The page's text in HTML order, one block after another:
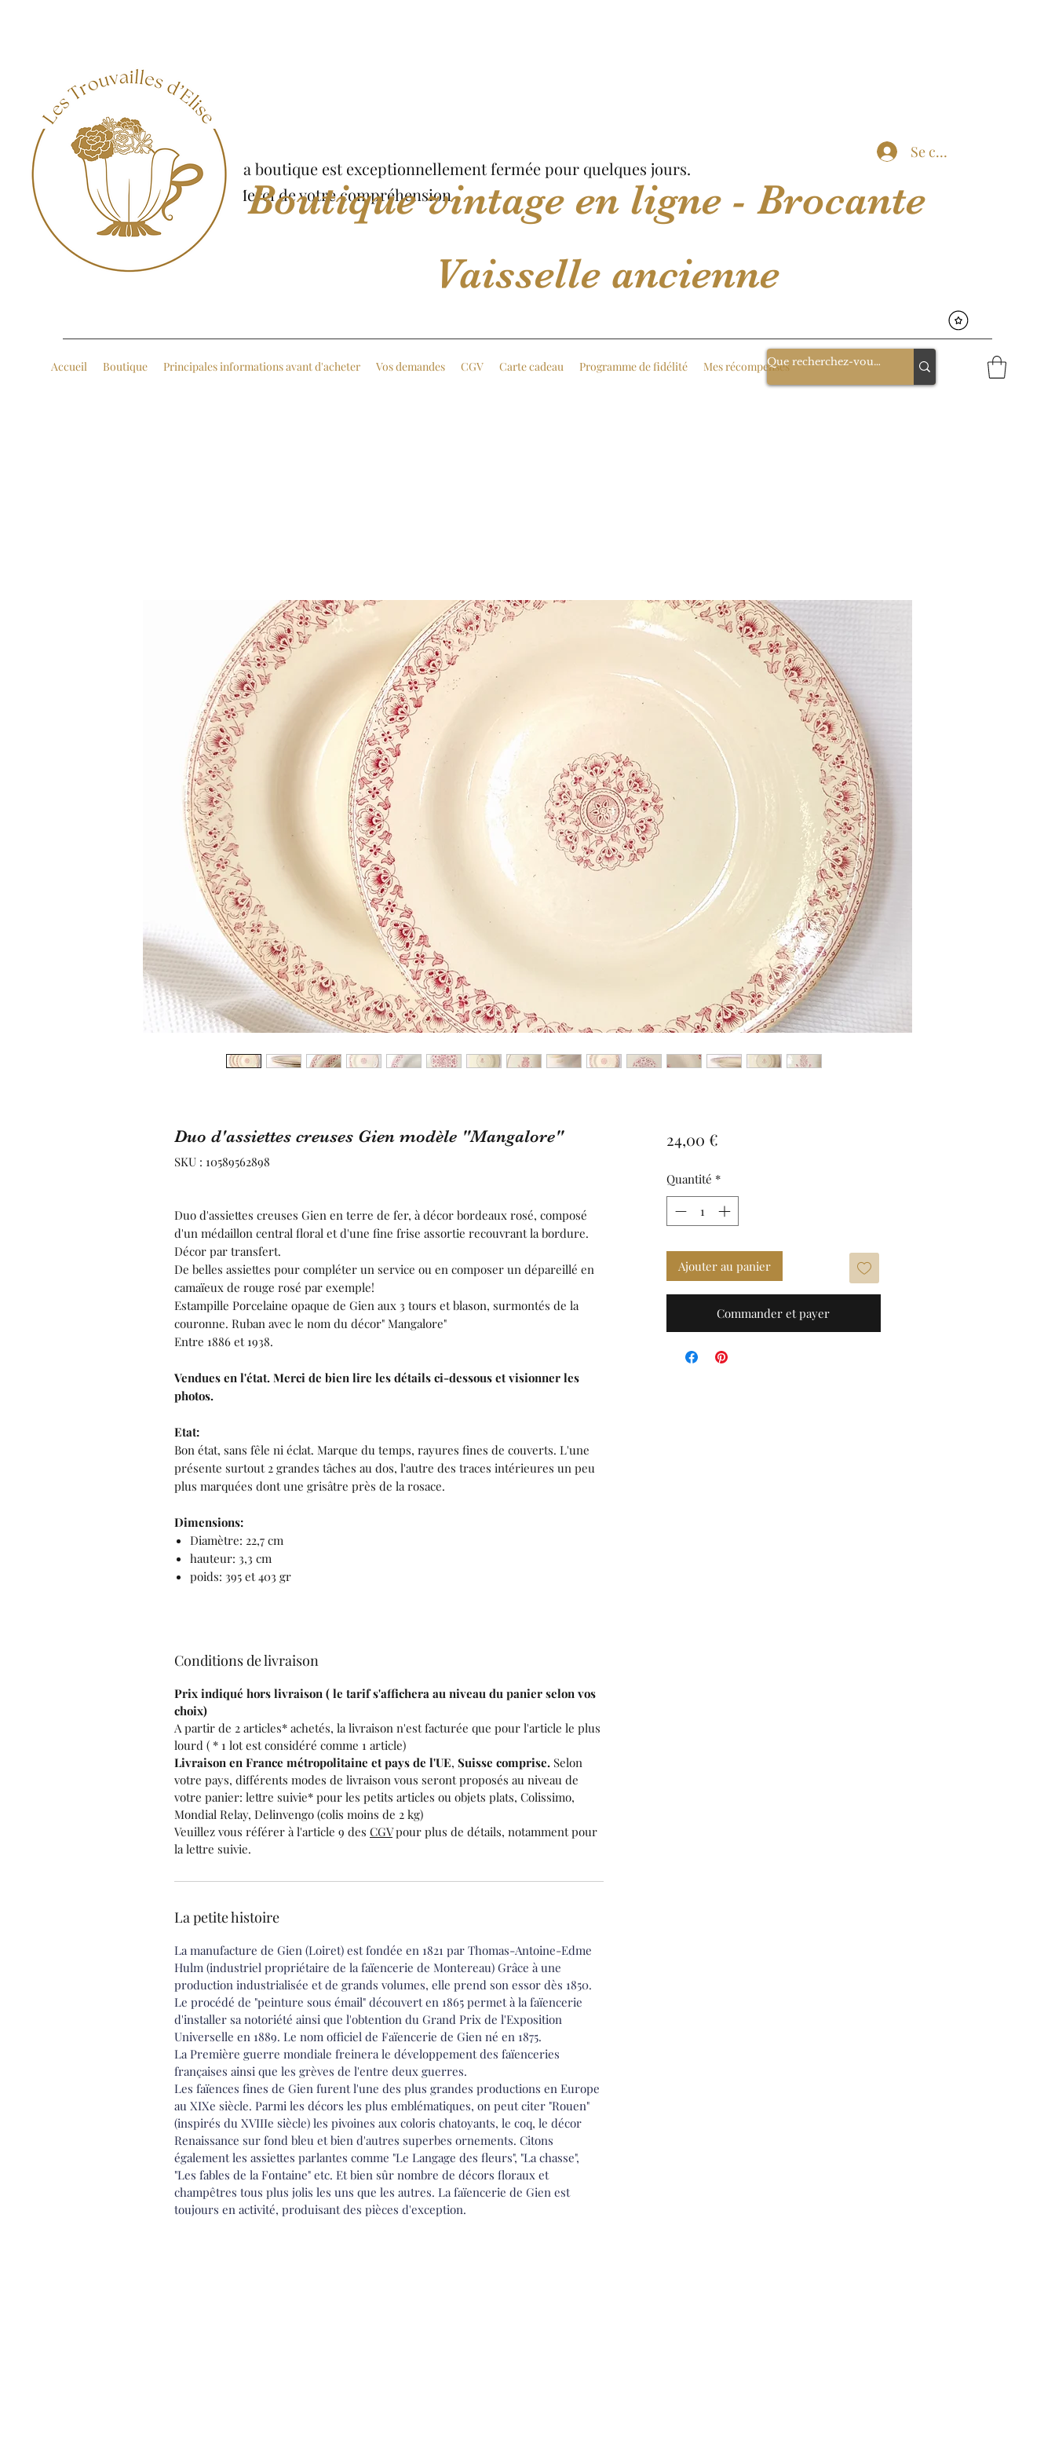
Se connecter
Boutique vintage en ligne - Brocante
Vaisselle ancienne
Accueil Boutique Principales informations avant d'acheter Vos demandes CGV Carte cadeau Programme de fidélité Mes récompenses
Duo d'assiettes creuses Gien modèle "Mangalore"
SKU : 10589562898
Duo d'assiettes creuses Gien en terre de fer, à décor bordeaux rosé, composé
d'un médaillon central floral et d'une fine frise assortie recouvrant la bordure.
Décor par transfert.
De belles assiettes pour compléter un service ou en composer un dépareillé en
camaïeux de rouge rosé par exemple!
Estampille Porcelaine opaque de Gien aux 3 tours et blason, surmontés de la
couronne. Ruban avec le nom du décor" Mangalore"
Entre 1886 et 1938.
Vendues en l'état. Merci de bien lire les détails ci-dessous et visionner les
photos.
Etat:
Bon état, sans fêle ni éclat. Marque du temps, rayures fines de couverts. L'une
présente surtout 2 grandes tâches au dos, l'autre des traces intérieures un peu
plus marquées dont une grisâtre près de la rosace.
Dimensions:
Diamètre: 22,7 cm
hauteur: 3,3 cm
poids: 395 et 403 gr
Conditions de livraison
Prix indiqué hors livraison ( le tarif s'affichera au niveau du panier selon vos
choix)
A partir de 2 articles* achetés, la livraison n'est facturée que pour l'article le plus
lourd ( * 1 lot est considéré comme 1 article)
Livraison en France métropolitaine et pays de l'UE, Suisse comprise. Selon
votre pays, différents modes de livraison vous seront proposés au niveau de
votre panier: lettre suivie* pour les petits articles ou objets plats, Colissimo,
Mondial Relay, Delinvengo (colis moins de 2 kg)
Veuillez vous référer à l'article 9 des CGVpour plus de détails, notamment pour
la lettre suivie.
La petite histoire
La manufacture de Gien (Loiret) est fondée en 1821 par Thomas-Antoine-Edme
Hulm (industriel propriétaire de la faïencerie de Montereau) Grâce à une
production industrialisée et de grands volumes, elle prend son essor dès 1850.
Le procédé de "peinture sous émail" découvert en 1865 permet à la faïencerie
d'installer sa notoriété ainsi que l'obtention du Grand Prix de l'Exposition
Universelle en 1889. Le nom officiel de Faïencerie de Gien né en 1875.
La Première guerre mondiale freinera le développement des faïenceries
françaises ainsi que les grèves de l'entre deux guerres.
Les faïences fines de Gien furent l'une des plus grandes productions en Europe
au XIXe siècle. Parmi les décors les plus emblématiques, on peut citer "Rouen"
(inspirés du XVIIIe siècle) les pivoines aux coloris chatoyants, le coq, le décor
Renaissance sur fond bleu et bien d'autres superbes ornements. Citons
également les assiettes parlantes comme "Le Langage des fleurs", "La chasse",
"Les fables de la Fontaine" etc. Et bien sûr nombre de décors floraux et
champêtres tous plus jolis les uns que les autres. La faïencerie de Gien est
toujours en activité, produisant des pièces d'exception.
24,00 €Prix
Quantité *
Ajouter au panier
Commander et payer
La boutique est exceptionnellement fermée pour quelques jours.
Merci de votre compréhension